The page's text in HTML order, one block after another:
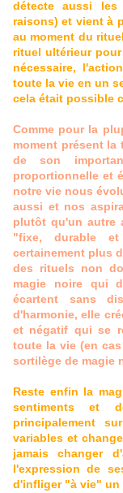
détecte aussi les
raisons) et vient à
au moment du
rituel ultérieur
nécessaire,
toute la vie en un
cela était possible
Comme pour la
moment présent
de son
proportionnelle et
notre vie nous
aussi et nos
plutôt qu'un autre
"fixe, durable
certainement plus
des rituels non
magie noire qui
écartent sans
d'harmonie, elle
et négatif qui se
toute la vie (en
sortilège de magie
Reste enfin la
sentiments et
principalement
variables et
jamais changer
l'expression de
d'infliger "à vie" un